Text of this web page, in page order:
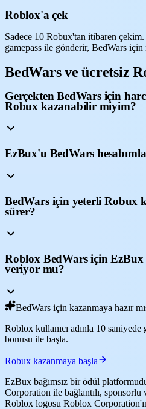
Roblox'a çek
Sadece 10 Robux'tan itibaren
gamepass ile gönderir, BedWars için
BedWars ve ücretsiz
Gerçekten BedWars için
Robux kazanabilir miyim?
EzBux'u BedWars
BedWars için yeterli Robux
sürer?
Roblox BedWars için
veriyor mu?
BedWars için kazanmaya hazır
Roblox kullanıcı adınla 10
bonusu ile başla.
Robux kazanmaya başla
EzBux bağımsız bir ödül
Corporation ile bağlantılı,
Roblox logosu Roblox